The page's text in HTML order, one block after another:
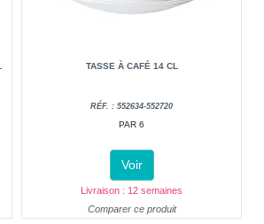
TASSE À CAFÉ 14 CL
RÉF. : 552634-552720
PAR 6
Voir
Livraison : 12 semaines
Comparer ce produit